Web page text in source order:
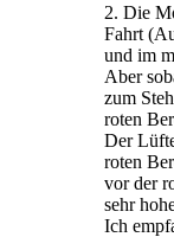
2. Die
Fahrt
und im
Aber
zum
roten
Der
roten
vor der
sehr
Ich